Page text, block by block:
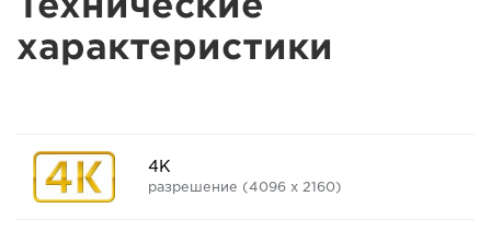
характеристики
4K
разрешение (4096 x 2160)